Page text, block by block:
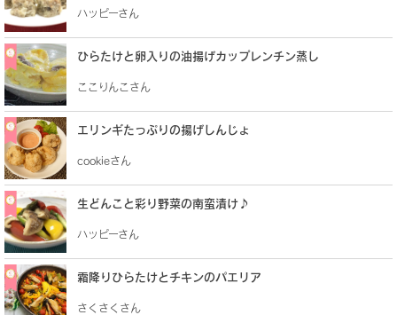
ハッピーさん
ひらたけと卵入りの油揚げカップレンチン蒸し
ここりんこさん
エリンギたっぷりの揚げしんじょ
cookieさん
生どんこと彩り野菜の南蛮漬け♪
ハッピーさん
霜降りひらたけとチキンのパエリア
さくさくさん